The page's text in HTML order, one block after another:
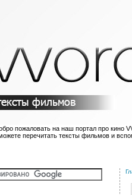
пожаловать на наш портал про кино
перечитать тексты фильмов и